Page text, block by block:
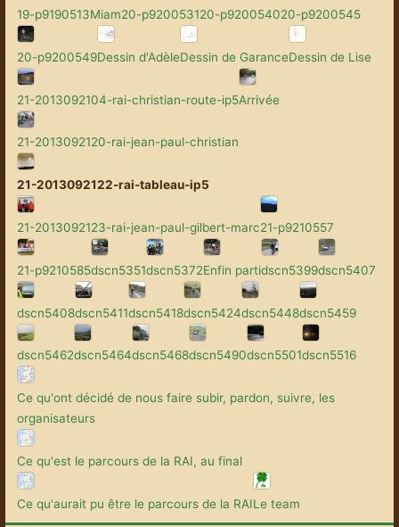
19-p9190513Miam20-p920053120-p920054020-p9200545
20-p9200549Dessin d'AdèleDessin de GaranceDessin de Lise
21-2013092104-rai-christian-route-ip5Arrivée
21-2013092120-rai-jean-paul-christian
21-2013092122-rai-tableau-ip5
21-2013092123-rai-jean-paul-gilbert-marc21-p9210557
21-p9210585dscn5351dscn5372Enfin partidscn5399dscn5407
dscn5408dscn5411dscn5418dscn5424dscn5448dscn5459
dscn5462dscn5464dscn5468dscn5490dscn5501dscn5516
Ce qu'ont décidé de nous faire subir, pardon, suivre, les
organisateurs
Ce qu'est le parcours de la RAI, au final
Ce qu'aurait pu être le parcours de la RAILe team